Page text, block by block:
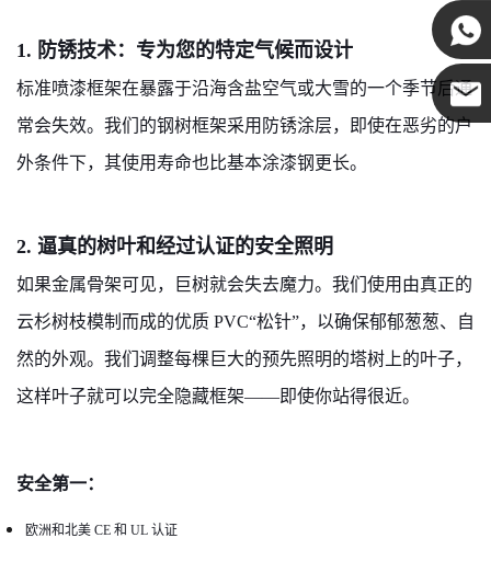
1. 防锈技术：专为您的特定气候而设计
标准喷漆框架在暴露于沿海含盐空气或大雪的一个季节后通
常会失效。我们的钢树框架采用防锈涂层，即使在恶劣的户
外条件下，其使用寿命也比基本涂漆钢更长。
2. 逼真的树叶和经过认证的安全照明
如果金属骨架可见，巨树就会失去魔力。我们使用由真正的
云杉树枝模制而成的优质 PVC“松针”，以确保郁郁葱葱、自
然的外观。我们调整每棵巨大的预先照明的塔树上的叶子，
这样叶子就可以完全隐藏框架——即使你站得很近。
安全第一：
欧洲和北美 CE 和 UL 认证
· 肯尼 ·